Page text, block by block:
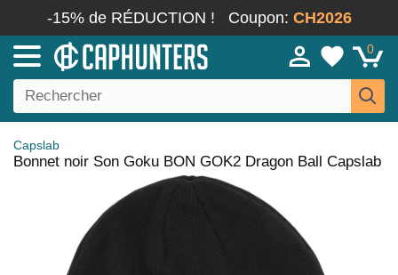
-15% de RÉDUCTION ! Coupon: CH2026
0
Capslab
Bonnet noir Son Goku BON GOK2 Dragon Ball Capslab